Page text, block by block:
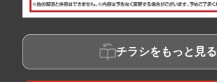
チラシをもっと見る